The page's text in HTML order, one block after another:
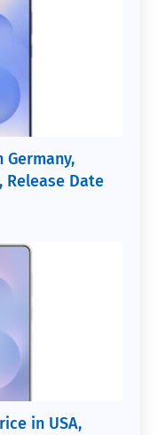
Germany,
Release Date
in USA,